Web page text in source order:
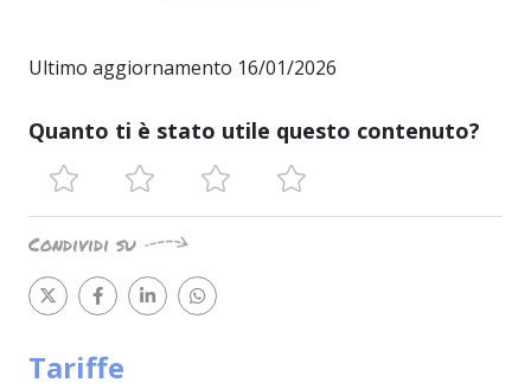
Ultimo aggiornamento 16/01/2026
Quanto ti è stato utile questo contenuto?
Condividi su
Tariffe